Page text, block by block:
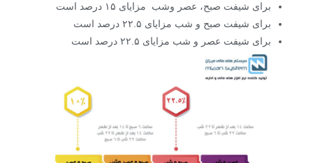
برای شیفت صبح، عصر وشب مزایای ۱۵ درصد است
برای شیفت صبح و شب مزایای ۲۲.۵ درصد است
برای شیفت عصر و شب مزایای ۲۲.۵ درصد است